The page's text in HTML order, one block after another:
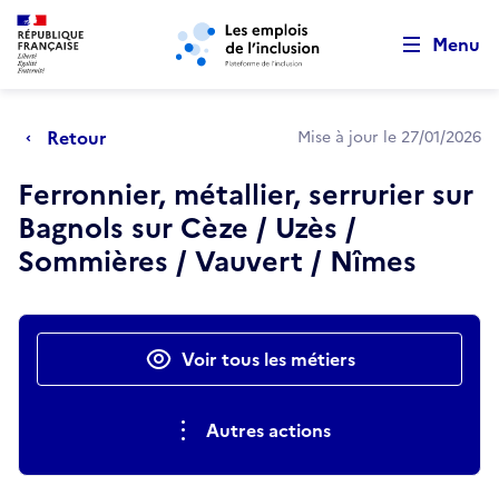
Aller au menu principal Aller au contenu principal
Menu
Retour Mise à jour le 27/01/2026
Ferronnier, métallier, serrurier sur
Bagnols sur Cèze / Uzès /
Sommières / Vauvert / Nîmes
Actions rapidesVoir tous les métiers
Autres actions
Retour au début de la page
Panneau de gestion des cookies